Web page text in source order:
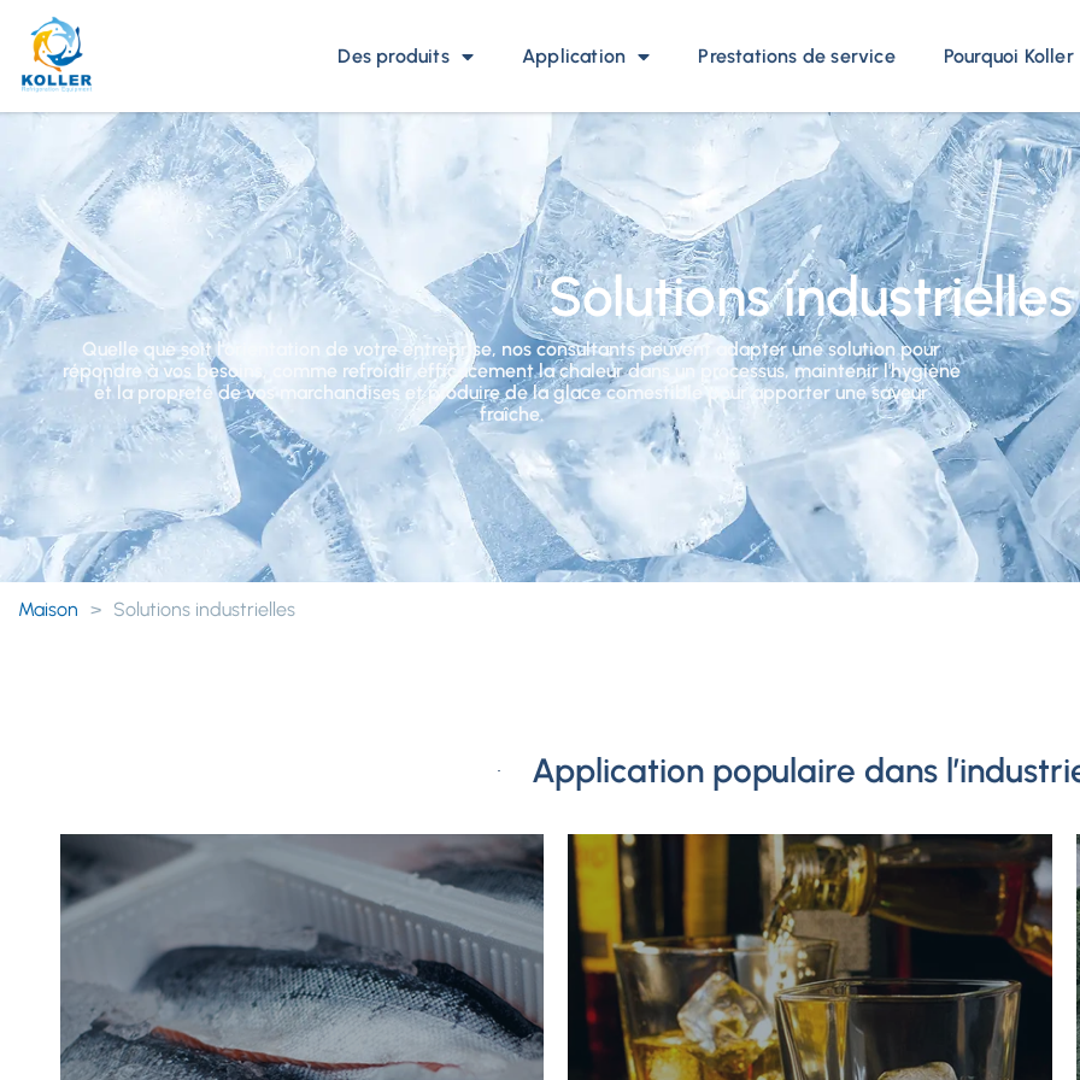
Des produits Application Prestations de service Pourquoi Koller
Solutions industrielles
Quelle que soit l'orientation de votre entreprise, nos consultants peuvent adapter une solution pour
répondre à vos besoins, comme refroidir efficacement la chaleur dans un processus, maintenir l'hygiène
et la propreté de vos marchandises et produire de la glace comestible pour apporter une saveur
fraîche.
Maison > Solutions industrielles
Application populaire dans
Glace comestible dans une boisson
Pêcherie